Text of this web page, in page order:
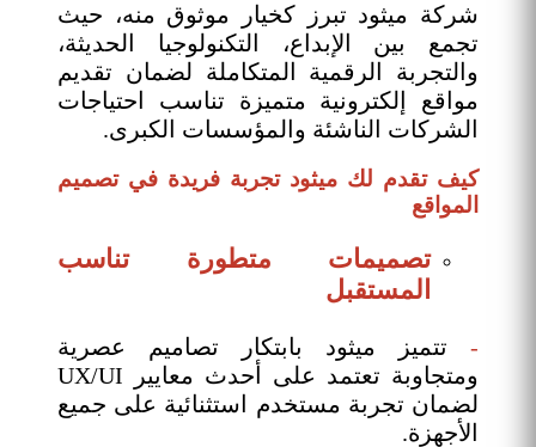
شركة ميثود تبرز كخيار موثوق منه، حيث
تجمع بين الإبداع، التكنولوجيا الحديثة،
والتجربة الرقمية المتكاملة لضمان تقديم
مواقع إلكترونية متميزة تناسب احتياجات
الشركات الناشئة والمؤسسات الكبرى.
كيف تقدم لك ميثود تجربة فريدة في تصميم
المواقع
تصميمات متطورة تناسب
المستقبل
- تتميز ميثود بابتكار تصاميم عصرية
ومتجاوبة تعتمد على أحدث معايير UX/UI
لضمان تجربة مستخدم استثنائية على جميع
الأجهزة.